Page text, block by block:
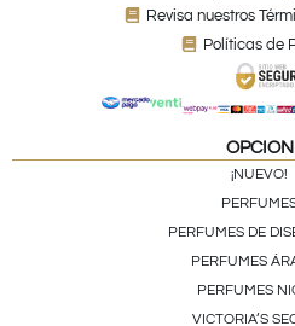
Revisa nuestros
Políticas de
¡NUEVO!
PERFUMES DE
PERFUMES
PERFUMES
VICTORIA’S